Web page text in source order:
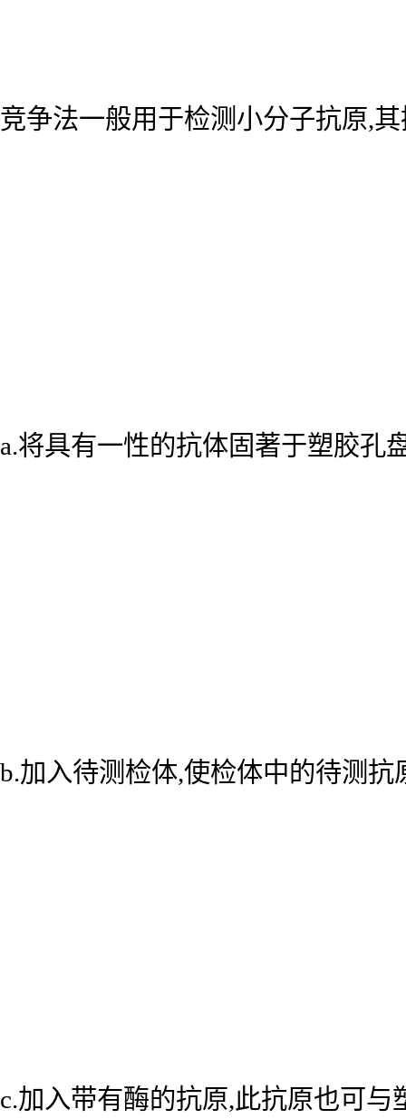
竞争法一般用于检测小分子抗原,
a.将具有一性的抗体固著于塑胶孔
b.加入待测检体,使检体中的待测
c.加入带有酶的抗原,此抗原也可